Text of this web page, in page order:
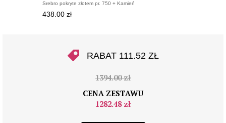
pozłacany
Srebro pokryte złotem pr. 750 + Kamień
438.00 zł
RABAT 111.52 ZŁ
1394.00 zł
CENA ZESTAWU
1282.48 zł